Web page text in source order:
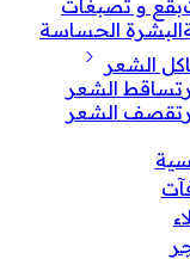
بقع و تصبغات
البشرة الحساسة
الشعر
تساقط الشعر
تقصف الشعر